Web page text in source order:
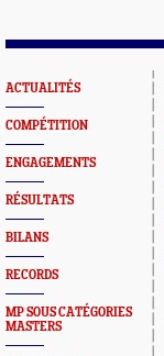
ACTUALITÉS
COMPÉTITION
ENGAGEMENTS
RÉSULTATS
BILANS
RECORDS
MP SOUS CATÉGORIES
MASTERS